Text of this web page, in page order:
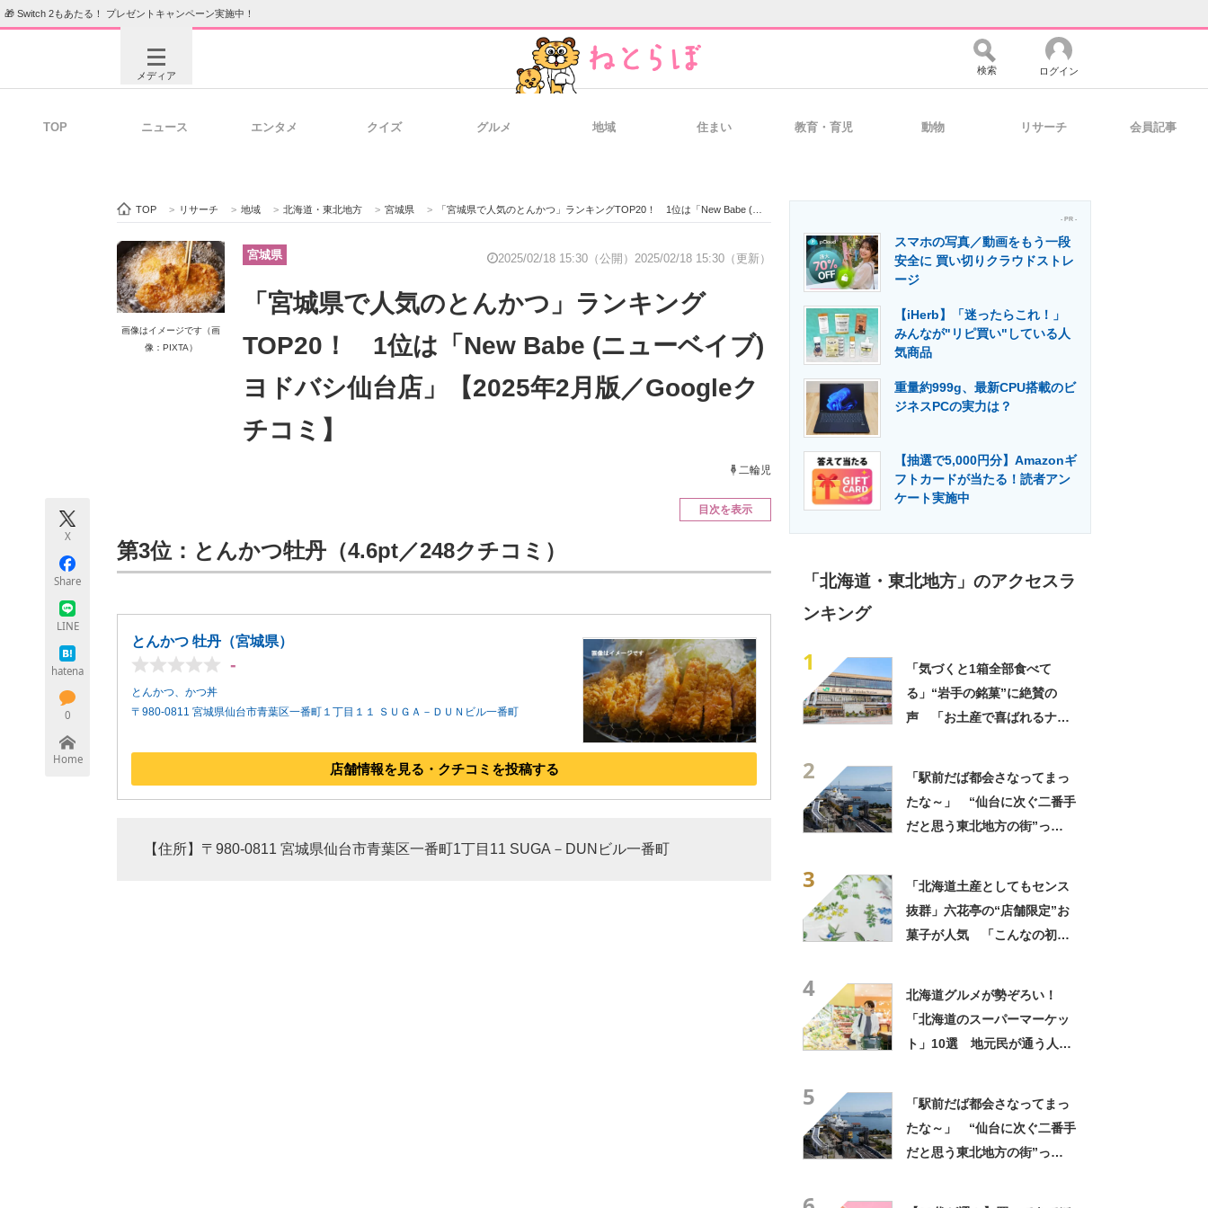
🎁 Switch 2もあたる！ プレゼントキャンペーン実施中！
メディア
ビジネスと働き方のヒント 経営リーダーのコミュニティ マーケ×ITの今がよく分かる
ITエンジニア向け専門サイト 製造業のIT導入・活用を支援
エネルギーの専門メディア 建設×テクノロジーの最前線
検索 ログイン
TOP ニュース エンタメ クイズ グルメ 地域 住まい 教育・育児 動物 リサーチ 会員記事
TOP > リサーチ > 地域 > 北海道・東北地方 > 宮城県 > 「宮城県で人気のとんかつ」ランキングTOP20！ 1位は「New Babe (ニューベイブ) ヨドバシ仙台店」【2025年2月版／Googleクチコミ】
画像はイメージです（画
像：PIXTA）
宮城県 2025/02/18 15:30（公開） 2025/02/18 15:30（更新）
「宮城県で人気のとんかつ」ランキング
TOP20！ 1位は「New Babe (ニューベイブ)
ヨドバシ仙台店」【2025年2月版／Googleク
チコミ】
二輪児
X
Share
LINE
hatena
0
Home
目次を表示
第3位：とんかつ牡丹（4.6pt／248クチコミ）
とんかつ 牡丹（宮城県）
-
とんかつ、かつ丼
〒980-0811 宮城県仙台市青葉区一番町１丁目１１ ＳＵＧＡ－ＤＵＮビル一番町
店舗情報を見る・クチコミを投稿する
【住所】〒980-0811 宮城県仙台市青葉区一番町1丁目11 SUGA－DUNビル一番町
- PR -
スマホの写真／動画をもう一段
安全に 買い切りクラウドストレ
ージ
【iHerb】「迷ったらこれ！」
みんなが"リピ買い"している人
気商品
重量約999g、最新CPU搭載のビ
ジネスPCの実力は？
【抽選で5,000円分】Amazonギ
フトカードが当たる！読者アン
ケート実施中
「北海道・東北地方」のアクセスラ
ンキング
1
「気づくと1箱全部食べて
る」“岩手の銘菓”に絶賛の
声 「お土産で喜ばれるナン
2
「駅前だば都会さなってまっ
たな～」 “仙台に次ぐ二番手
だと思う東北地方の街”っ
3
「北海道土産としてもセンス
抜群」六花亭の“店舗限定”お
菓子が人気 「こんなの初め
4
北海道グルメが勢ぞろい！
「北海道のスーパーマーケッ
ト」10選 地元民が通う人気
5
「駅前だば都会さなってまっ
たな～」 “仙台に次ぐ二番手
だと思う東北地方の街”っ